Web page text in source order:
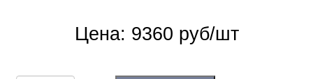
Цена: 9360 руб/шт